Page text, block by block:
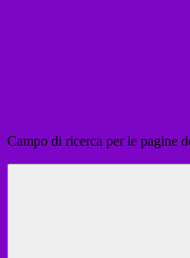
Campo di ricerca per le pagine